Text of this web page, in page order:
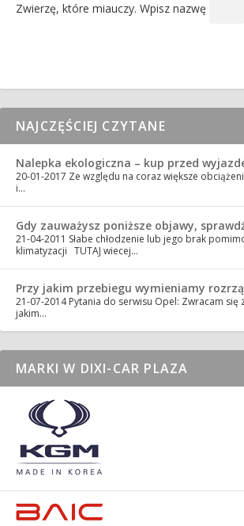
Zwierzę, które miauczy. Wpisz nazwę
NAJCZĘŚCIEJ CZYTANE
Nalepka ekologiczna – kup przed
20-01-2017 Ze względu na coraz większe
i…
Gdy zauważysz poniższe objawy,
21-04-2011 Słabe chłodzenie lub jego brak
klimatyzacji TUTAJ wiecej…
Przy jakim przebiegu wymieniamy
21-07-2014 Pytania do serwisu Opel: Zwracam się
jakim…
MARKI W DIXI-CAR PLAZA